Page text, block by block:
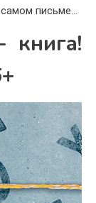
письме…